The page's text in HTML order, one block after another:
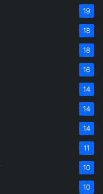
19
18
18
16
14
14
14
11
10
10